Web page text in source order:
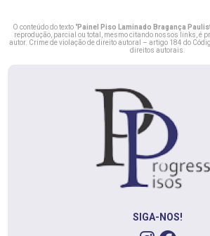
O conteúdo do texto "Painel Piso Laminado Bragança
reprodução, parcial ou total, mesmo citando nossos links, é
autor. Crime de violação de direito autoral – artigo 184 do
direitos autorais
SIGA-NOS!